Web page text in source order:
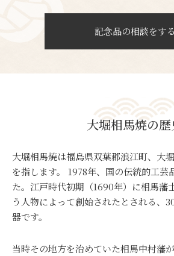
記念品の相談をする
大堀相馬焼の歴
大堀相馬焼は福島県双葉郡浪江町、大
を指します。 1978年、国の伝統的工芸
た。江戸時代初期（1690年）に相馬藩
う人物によって創始されたとされる、
器です。
当時その地方を治めていた相馬中村藩